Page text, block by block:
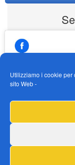
Utilizziamo i cookie
sito Web -
https://Fai clic